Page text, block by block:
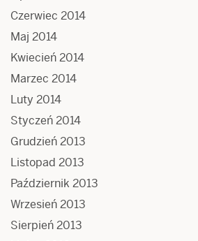
Czerwiec 2014
Maj 2014
Kwiecień 2014
Marzec 2014
Luty 2014
Styczeń 2014
Grudzień 2013
Listopad 2013
Październik 2013
Wrzesień 2013
Sierpień 2013